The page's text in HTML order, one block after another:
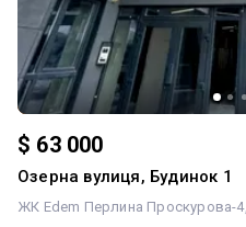
$ 63 000
Озерна вулиця, Будинок 1
ЖК Edem Перлина Проскурова-4